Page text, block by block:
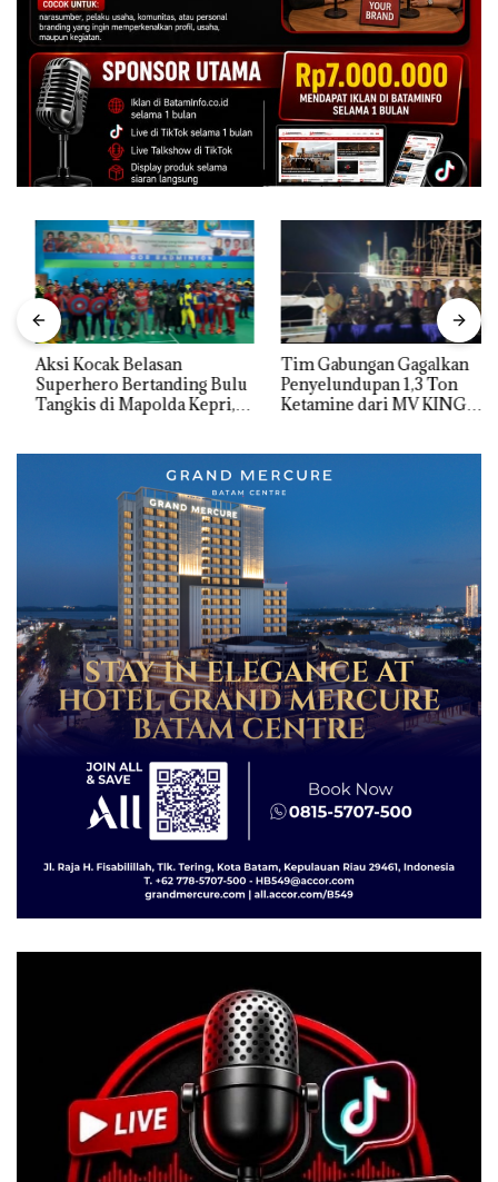
Aksi Kocak Belasan
Superhero Bertanding Bulu
Tangkis di Mapolda Kepri,
Tim Gabungan Gagalkan
Penyelundupan 1,3 Ton
Ketamine dari MV KING